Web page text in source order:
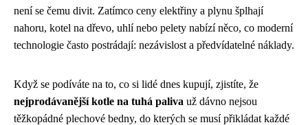
není se čemu divit. Zatímco ceny elektřiny a plynu šplhají
nahoru, kotel na dřevo, uhlí nebo pelety nabízí něco, co moderní
technologie často postrádají: nezávislost a předvídatelné náklady.
Když se podíváte na to, co si lidé dnes kupují, zjistíte, že
nejprodávanější kotle na tuhá paliva už dávno nejsou
těžkopádné plechové bedny, do kterých se musí přikládat každé